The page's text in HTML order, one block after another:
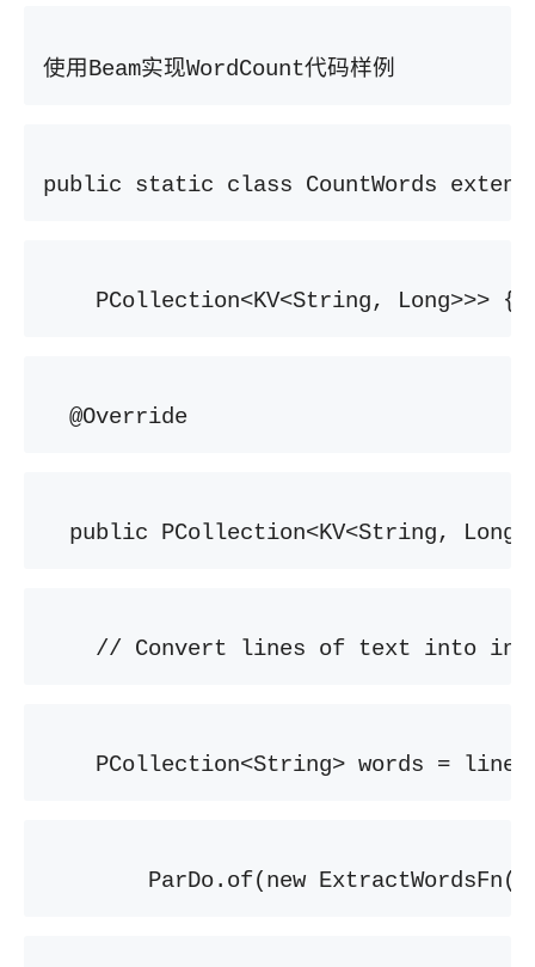
使用Beam实现WordCount代码样例
public static class CountWords
PCollection<KV<String, Long>>> {
@Override
public PCollection<KV<String,
// Convert lines of text into
PCollection<String> words =
ParDo.of(new